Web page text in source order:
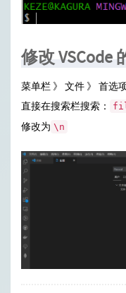
修改 VSCode
菜单栏 》 文件 》 首选
直接在搜索栏搜索：
修改为 \n